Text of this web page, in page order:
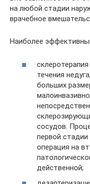
на любой стадии
врачебное
Наиболее
течения
больших
сосудов.
первой стадии
операция на
действенной;